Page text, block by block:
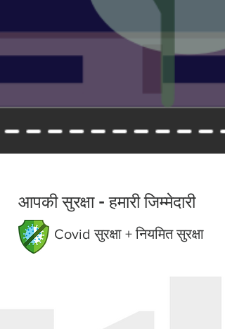
आपकी सुरक्षा - हमारी जिम्मेदारी
Covid सुरक्षा + नियमित सुरक्षा